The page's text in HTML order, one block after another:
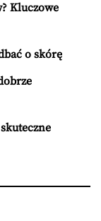
Kluczowe
o skórę